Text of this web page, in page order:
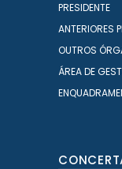
PRESIDENTE
ANTERIORES
OUTROS
ÁREA DE